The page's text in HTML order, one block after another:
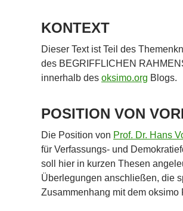
KONTEXT
Dieser Text ist Teil des
des BEGRIFFLICHEN
innerhalb des oksimo.org Blogs.
POSITION VON
Die Position von Prof. Dr. Hans
für Verfassungs- und
soll hier in kurzen Thesen
Überlegungen anschließen, die
Zusammenhang mit dem oksimo